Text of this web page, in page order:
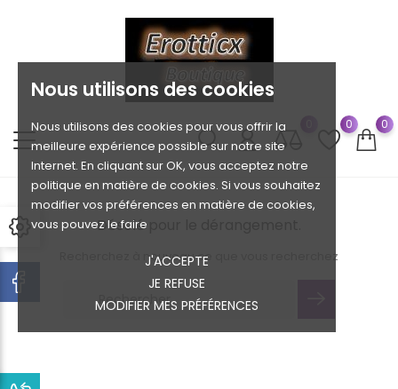
Nous utilisons des cookies
Nous utilisons des cookies pour vous offrir la
meilleure expérience possible sur notre site
Internet. En cliquant sur OK, vous acceptez notre
politique en matière de cookies. Si vous souhaitez
modifier vos préférences en matière de cookies,
vous pouvez le faire
J'ACCEPTE
JE REFUSE
MODIFIER MES PRÉFÉRENCES
0 0
Désolé pour le dérangement.
Recherchez à nouveau ce que vous recherchez